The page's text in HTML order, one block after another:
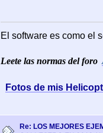
El software es como el
Leete las normas del foro
Fotos de mis
Re: LOS MEJORES